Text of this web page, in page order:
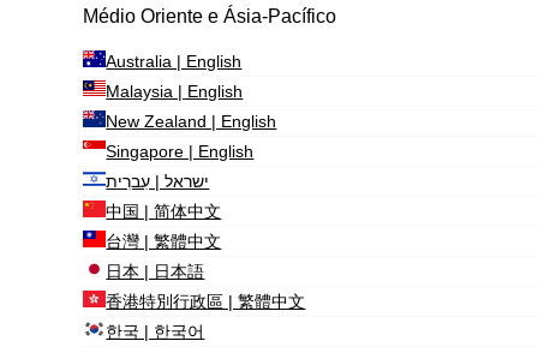
Médio Oriente e Ásia-Pacífico
Australia | English
Malaysia | English
New Zealand | English
Singapore | English
ישראל | עִברִית
中国 | 简体中文
台灣 | 繁體中文
日本 | 日本語
香港特別行政區 | 繁體中文
한국 | 한국어